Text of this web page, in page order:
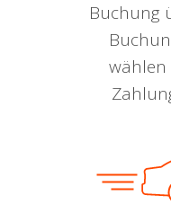
Buchung
wählen